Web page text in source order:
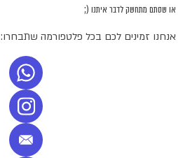
או שסתם מתחשק לדבר איתנו (;
אנחנו זמינים לכם בכל פלטפורמה שתבחרו: